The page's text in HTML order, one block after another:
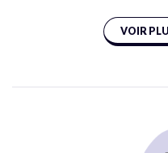
VOIR